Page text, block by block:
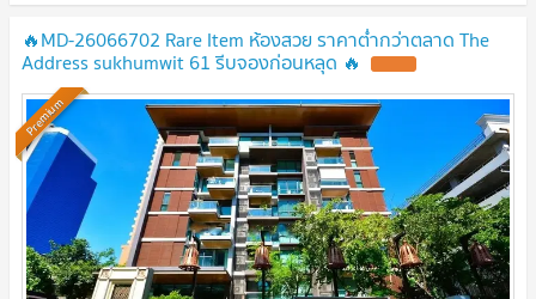
🔥MD-26066702 Rare Item ห้องสวย ราคาต่ำกว่าตลาด The
Address sukhumwit 61 รีบจองก่อนหลุด 🔥
Premium